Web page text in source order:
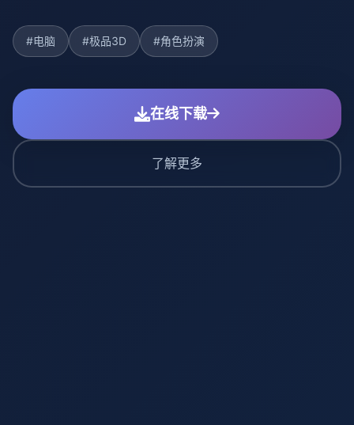
#电脑 #极品3D #角色扮演
在线下载
了解更多